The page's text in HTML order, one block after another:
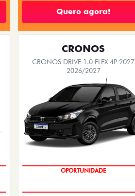
Quero agora!
CRONOS
CRONOS DRIVE 1.0 FLEX 4P 2027
2026/2027
OPORTUNIDADE